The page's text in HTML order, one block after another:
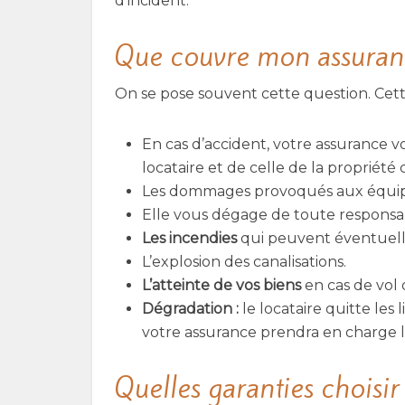
Que couvre mon
On se pose souvent cette question.
En cas d’accident, votre assurance
locataire et de celle de la propriété
Les dommages provoqués aux
Elle vous dégage de toute
Les incendiesqui peuvent
L’explosion des canalisations.
L’atteinte de vos biensen cas de vol
Dégradation : le locataire quitte les
votre assurance prendra en
Quelles garanties